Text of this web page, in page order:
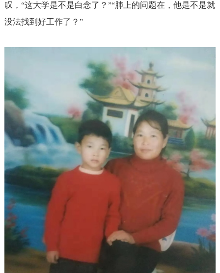
叹， “这大学是不是白念了？ ”“肺上的问题在，他是不是就
没法找到好工作了？ ”